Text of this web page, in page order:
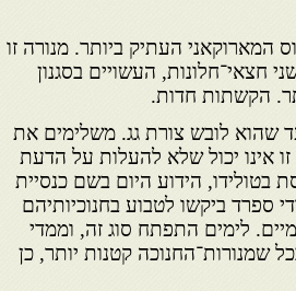
המארוקאני העתיק ביותר. מנורה זו
חצאי־חלונות, העשויים בסגנון
הקשתות חדות.
עד שהוא לובש צורת גג. משלימים את
אינו יכול שלא להעלות על הדעת
הידוע היום בשם כנסיית
ביקשו לטבוע בחנוכיותיהם
לימים התפתח סוג זה, וממדי
שמנורות־החנוכה קטנות יותר, כן